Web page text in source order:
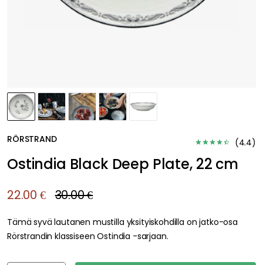
RÖRSTRAND (4.4)
Ostindia Black Deep Plate, 22 cm
22.00 € 30.00 €
Tämä syvä lautanen mustilla yksityiskohdilla on jatko-osa
Rörstrandin klassiseen Ostindia -sarjaan.